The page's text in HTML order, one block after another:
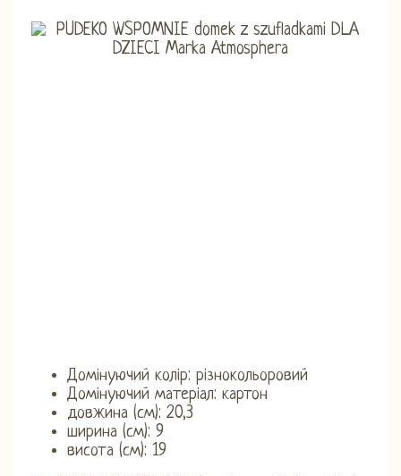
Домінуючий колір: різнокольоровий
Домінуючий матеріал: картон
довжина (см): 20,3
ширина (см): 9
висота (см): 19